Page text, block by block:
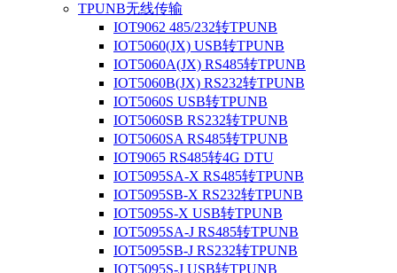
TPUNB无线传输
IOT9062 485/232转TPUNB
IOT5060(JX) USB转TPUNB
IOT5060A(JX) RS485转TPUNB
IOT5060B(JX) RS232转TPUNB
IOT5060S USB转TPUNB
IOT5060SB RS232转TPUNB
IOT5060SA RS485转TPUNB
IOT9065 RS485转4G DTU
IOT5095SA-X RS485转TPUNB
IOT5095SB-X RS232转TPUNB
IOT5095S-X USB转TPUNB
IOT5095SA-J RS485转TPUNB
IOT5095SB-J RS232转TPUNB
IOT5095S-J USB转TPUNB